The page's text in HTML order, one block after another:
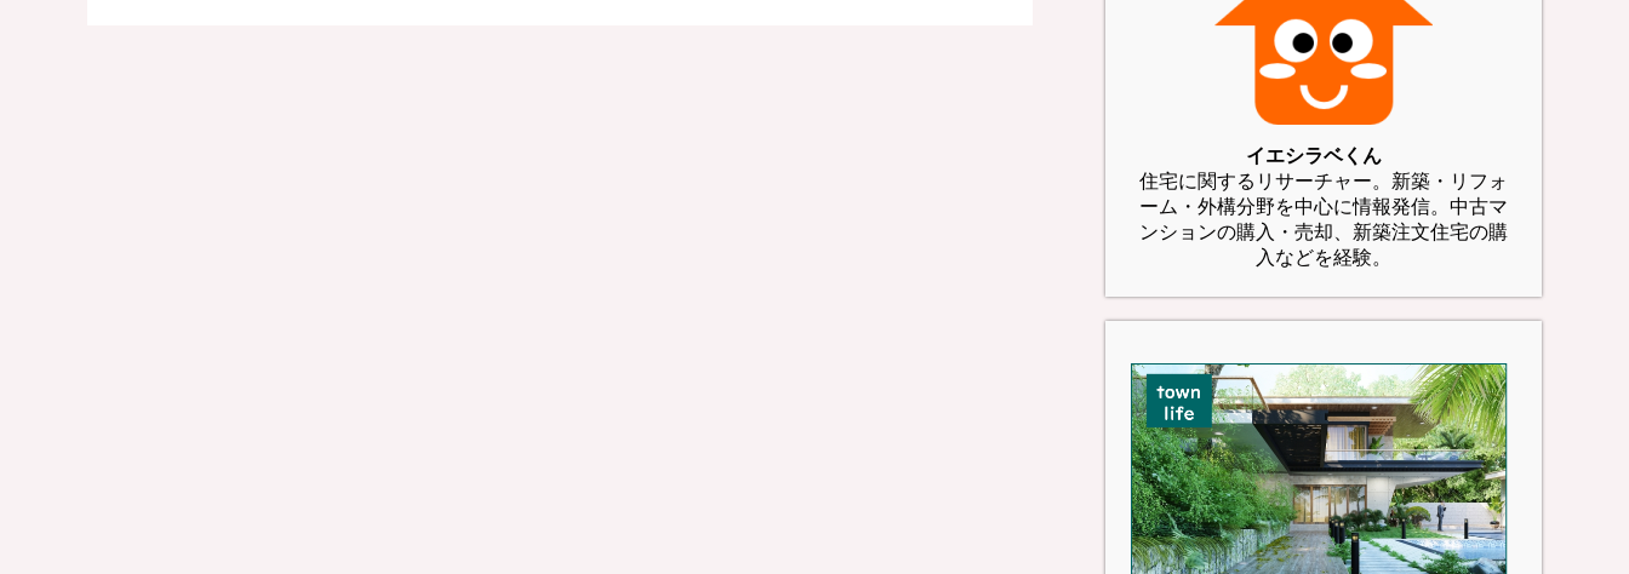
イエシラベくん
住宅に関するリサーチャー。新築・リフォ
ーム・外構分野を中心に情報発信。中古マ
ンションの購入・売却、新築注文住宅の購
入などを経験。